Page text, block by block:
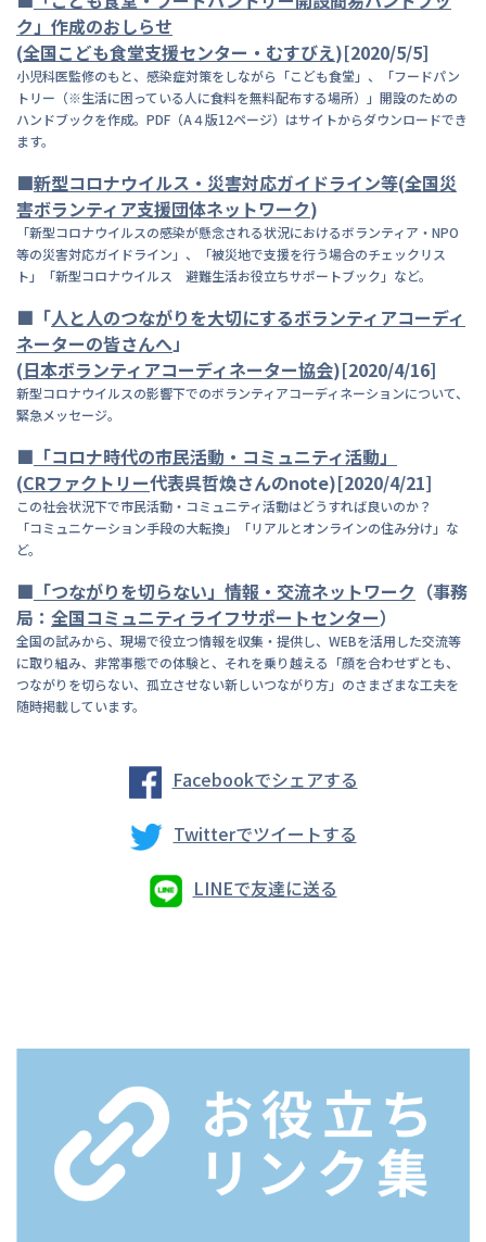
ク」作成のおしらせ
(全国こども食堂支援センター・むすびえ)[2020/5/5]
小児科医監修のもと、感染症対策をしながら「こども食堂」、「フードパン
トリー（※生活に困っている人に食料を無料配布する場所）」開設のための
ハンドブックを作成。PDF（A４版12ページ）はサイトからダウンロードでき
ます。
■新型コロナウイルス・災害対応ガイドライン等(全国災
害ボランティア支援団体ネットワーク)
「新型コロナウイルスの感染が懸念される状況におけるボランティア・NPO
等の災害対応ガイドライン」、「被災地で支援を行う場合のチェックリス
ト」「新型コロナウイルス 避難生活お役立ちサポートブック」など。
■「人と人のつながりを大切にするボランティアコーディ
ネーターの皆さんへ」
(日本ボランティアコーディネーター協会)[2020/4/16]
新型コロナウイルスの影響下でのボランティアコーディネーションについて、
緊急メッセージ。
■ 「コロナ時代の市民活動・コミュニティ活動」
(CRファクトリー代表呉哲煥さんのnote)[2020/4/21]
この社会状況下で市民活動・コミュニティ活動はどうすれば良いのか？
「コミュニケーション手段の大転換」「リアルとオンラインの住み分け」な
ど。
■ 「つながりを切らない」情報・交流ネットワーク （事務
局： 全国コミュニティライフサポートセンター）
全国の試みから、現場で役立つ情報を収集・提供し、WEBを活用した交流等
に取り組み、非常事態での体験と、それを乗り越える「顔を合わせずとも、
つながりを切らない、孤立させない新しいつながり方」のさまざまな工夫を
随時掲載しています。
Facebookでシェアする
Twitterでツイートする
LINEで友達に送る